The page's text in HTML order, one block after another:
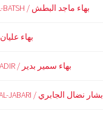
BAHA MAJED AL-BATSH / بهاء ماجد البطش
BAHAA ALYAN / بهاء عليان
BAHAA SAMIR BADIR / بهاء سمير بدير
BASHAR NIDAL AL-JABARI / بشار نضال الجابري